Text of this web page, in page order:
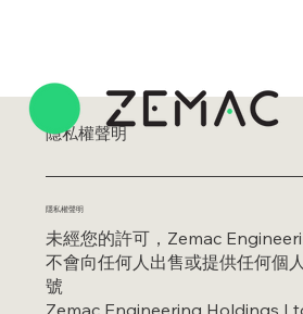
隱私權聲明
隱私權聲明
未經您的許可，Zemac
不會向任何人出售或提供任何個人
號
Zemac Engineering Holdings